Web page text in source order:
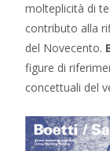
molteplicità di
contributo alla
del Novecento.
figure di
concettuali del